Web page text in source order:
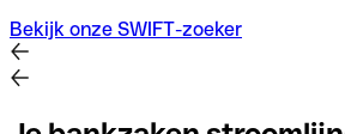
Bekijk onze SWIFT-zoeker